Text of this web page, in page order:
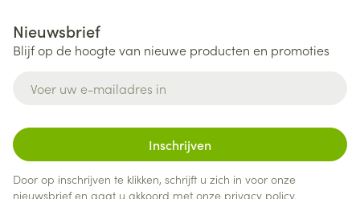
Nieuwsbrief
Blijf op de hoogte van nieuwe producten en promoties
Inschrijven
Door op inschrijven te klikken, schrijft u zich in voor onze
nieuwsbrief en gaat u akkoord met onze privacy policy.